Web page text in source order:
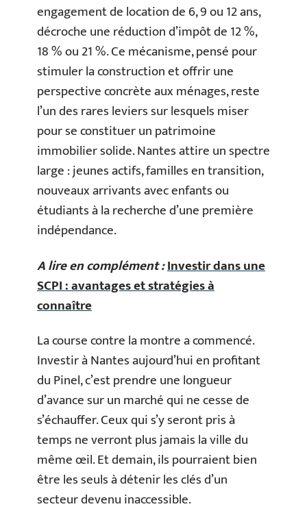
engagement de location de 6, 9 ou 12 ans,
décroche une réduction d’impôt de 12 %,
18 % ou 21 %. Ce mécanisme, pensé pour
stimuler la construction et offrir une
perspective concrète aux ménages, reste
l’un des rares leviers sur lesquels miser
pour se constituer un patrimoine
immobilier solide. Nantes attire un spectre
large : jeunes actifs, familles en transition,
nouveaux arrivants avec enfants ou
étudiants à la recherche d’une première
indépendance.
A lire en complément :Investir dans une
SCPI : avantages et stratégies à
connaître
La course contre la montre a commencé.
Investir à Nantes aujourd’hui en profitant
du Pinel, c’est prendre une longueur
d’avance sur un marché qui ne cesse de
s’échauffer. Ceux qui s’y seront pris à
temps ne verront plus jamais la ville du
même œil. Et demain, ils pourraient bien
être les seuls à détenir les clés d’un
secteur devenu inaccessible.